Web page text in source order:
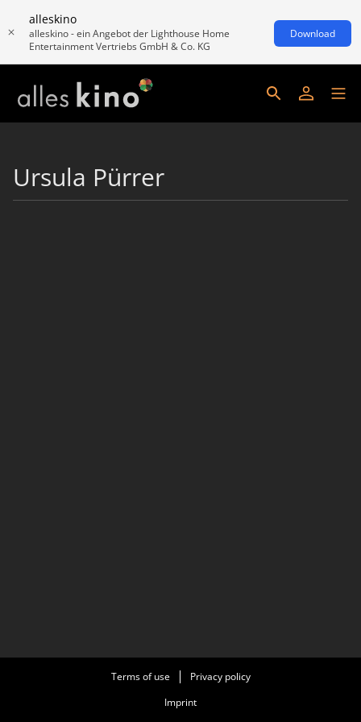
alleskino
alleskino - ein Angebot der Lighthouse Home
Entertainment Vertriebs GmbH & Co. KG
Download
Ursula Pürrer
Terms of use
Privacy policy
Imprint